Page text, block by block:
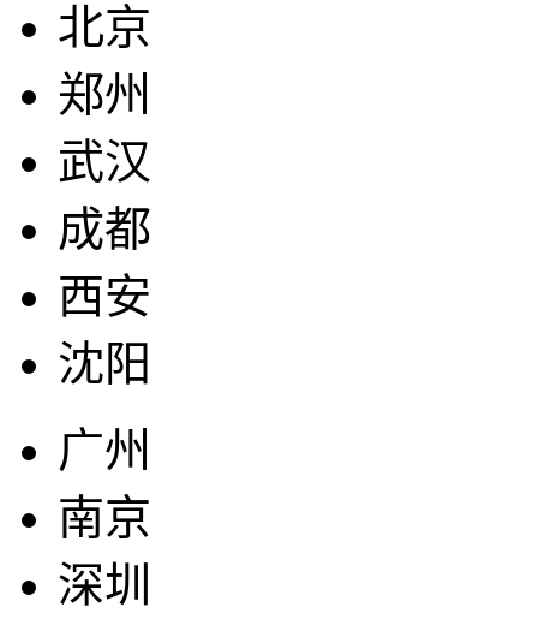
北京
郑州
武汉
成都
西安
沈阳
广州
南京
深圳